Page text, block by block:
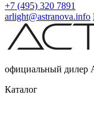
+7 (495) 320 7891
arlight@astranova.info
официальный дилер
Каталог